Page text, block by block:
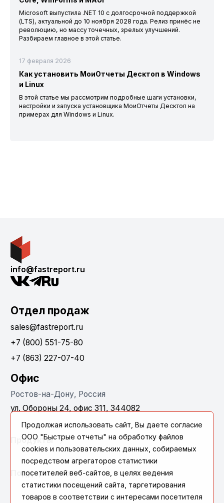
Microsoft выпустила .NET 10 с долгосрочной поддержкой
(LTS), актуальной до 10 ноября 2028 года. Релиз принёс не
революцию, но массу точечных, зрелых улучшений.
Разбираем главное в этой статье.
17 февраля 2026
Как установить МоиОтчеты Десктоп в Windows
и Linux
В этой статье мы рассмотрим подробные шаги установки,
настройки и запуска установщика МоиОтчеты Десктоп на
примерах для Windows и Linux.
info@fastreport.ru
Отдел продаж
sales@fastreport.ru
+7 (800) 551-75-80
+7 (863) 227-07-40
Офис
Ростов-на-Дону, Россия
ул. Обороны 24, офис 311, 344082
Продукты
Поддержка
Продолжая использовать сайт, Вы даете согласие
ООО "Быстрые отчеты" на обработку файлов
cookies и пользовательских данных, собираемых
посредством агрегаторов статистики
посетителей веб-сайтов, в целях ведения
статистики посещений сайта, таргетирования
товаров в соответствии с интересами посетителя